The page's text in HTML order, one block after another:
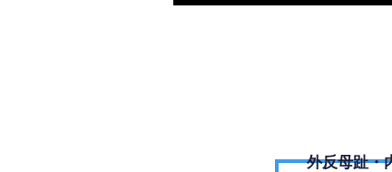
外反母趾・